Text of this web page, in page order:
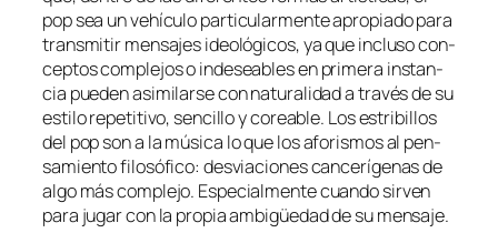
popsea un vehícu­lo par­ti­cu­lar­men­te apro­pia­do pa­ra
trans­mi­tir men­sa­jes ideo­ló­gi­cos, ya que in­clu­so con­
cep­tos com­ple­jos o in­de­sea­bles en pri­me­ra ins­tan­
cia pue­den asi­mi­lar­se con na­tu­ra­li­dad a tra­vés de su
es­ti­lo re­pe­ti­ti­vo, sen­ci­llo y co­rea­ble. Los es­tri­bi­llos
del popson a la mú­si­ca lo que los afo­ris­mos al pen­
sa­mien­to fi­lo­só­fi­co: des­via­cio­nes can­ce­rí­ge­nas de
al­go más com­ple­jo. Especialmente cuan­do sir­ven
pa­ra ju­gar con la pro­pia am­bi­güe­dad de su mensaje.